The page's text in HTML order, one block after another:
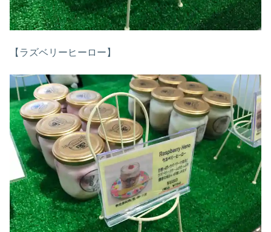
【ラズベリーヒーロー】